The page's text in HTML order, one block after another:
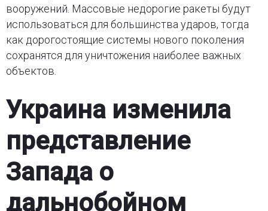
вооружений. Массовые недорогие ракеты будут
использоваться для большинства ударов, тогда
как дорогостоящие системы нового поколения
сохранятся для уничтожения наиболее важных
объектов.
Украина изменила
представление
Запада о
дальнобойном